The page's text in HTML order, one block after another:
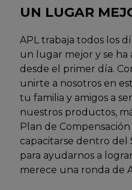
UN LUGAR
APL trabaja todos los
un lugar mejor y se ha
desde el primer día.
unirte a nosotros en
tu familia y amigos a
nuestros productos,
Plan de Compensación
capacitarse dentro del
para ayudarnos a
merece una ronda de